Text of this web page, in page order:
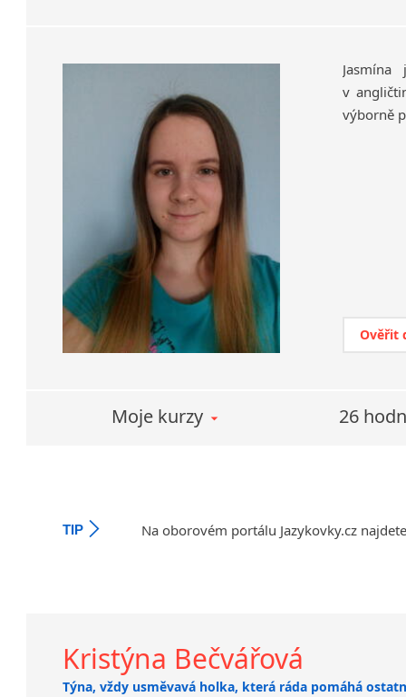
v
výborně
Ověřit
Moje kurzy 26
TIP Na oborovém portálu Jazykovky.cz
Kristýna Bečvářová
Týna, vždy usměvavá holka, která ráda pomáhá